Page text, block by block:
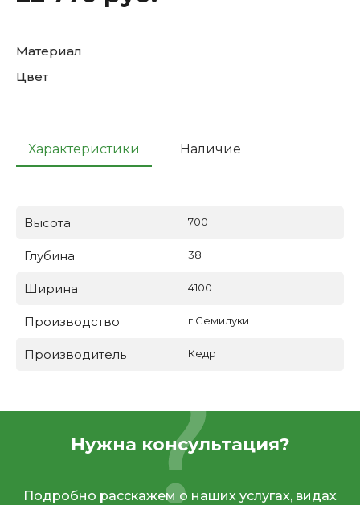
Материал
Цвет
Характеристики Наличие
Высота 700
Глубина 38
Ширина 4100
Производство г.Семилуки
Производитель Кедр
Нужна консультация?
Подробно расскажем о наших услугах, видах